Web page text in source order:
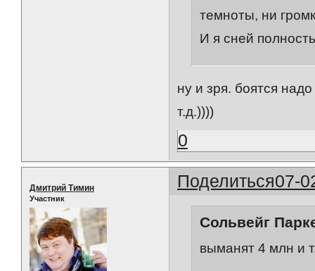
темноты, ни
И я сней
ну и зря. боятся
т.д.))))
0
Поделиться07-
Дмитрий Тимин
Участник
Сольвейг
выманят 4 млн и